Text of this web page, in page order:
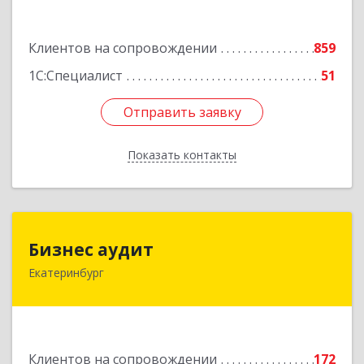
Клиентов на сопровождении
859
1С:Специалист
51
Отправить заявку
Показать контакты
Отправить заявку
Назад
Бизнес аудит
Екатеринбург
Клиентов на сопровождении
172
620062, Свердловская обл, Екатеринбург г,